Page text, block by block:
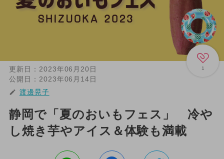
1
更新日： 2023年06月20日
公開日： 2023年06月14日
渡邊晃子
静岡で「夏のおいもフェス」 冷や
し焼き芋やアイス＆体験も満載